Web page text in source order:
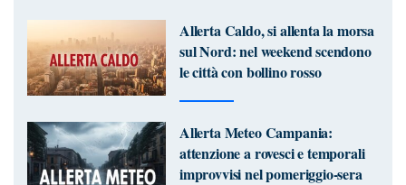
Allerta Caldo, si allenta la morsa
sul Nord: nel weekend scendono
le città con bollino rosso
Allerta Meteo Campania:
attenzione a rovesci e temporali
improvvisi nel pomeriggio-sera